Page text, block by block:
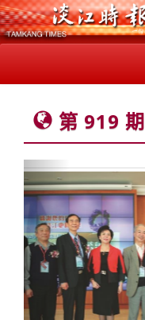
第 919 期
Previous